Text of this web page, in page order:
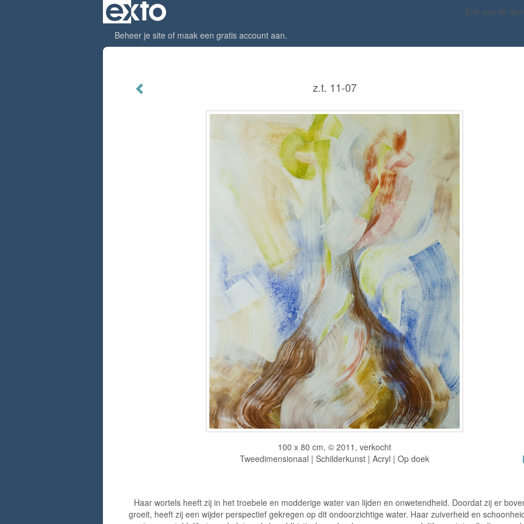
Eric van de Ven
Beheer je site of maak een gratis account aan.
z.t. 11-07
100 x 80 cm, © 2011, verkocht
Tweedimensionaal | Schilderkunst | Acryl | Op doek
Haar wortels heeft zij in het troebele en modderige water van lijden en onwetendheid. Doordat zij er
groeit, heeft zij een wijder perspectief gekregen op dit ondoorzichtige water. Haar zuiverheid en